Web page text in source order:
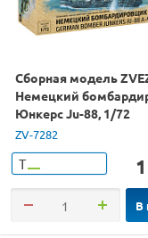
Сборная модель
Немецкий
Юнкерс Ju-88, 1/72
ZV-7282
Т
В